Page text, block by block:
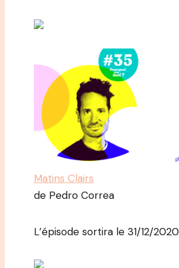
Matins Clairs
de Pedro Correa
L’épisode sortira le 31/12/2020